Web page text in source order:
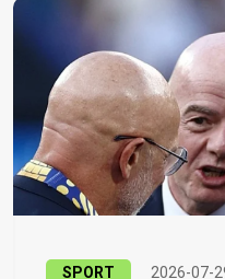
SPORT 2026-07-